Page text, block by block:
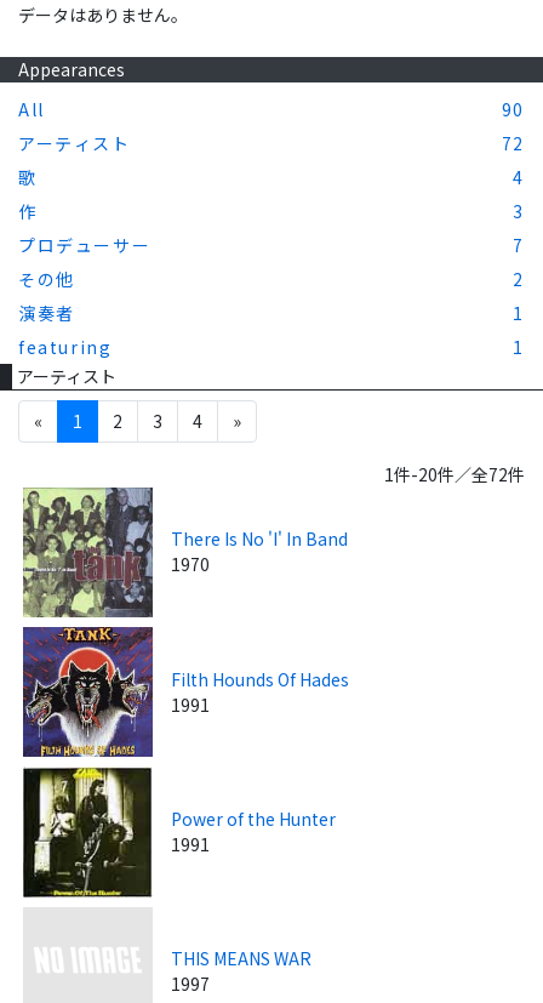
データはありません。
Appearances
All
90
アーティスト
72
歌
4
作
3
プロデューサー
7
その他
2
演奏者
1
featuring
1
アーティスト
«
1 2 3 4 »
1件-20件／全72件
There Is No 'I' In Band
1970
Filth Hounds Of Hades
1991
Power of the Hunter
1991
THIS MEANS WAR
1997